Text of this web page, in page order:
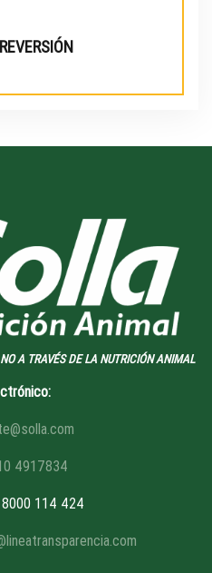
A TRAVÉS DE LA NUTRICIÓN ANIMAL
4917834
000 114 424